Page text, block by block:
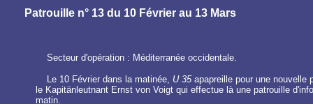
Patrouille n° 13 du 10 Février au 13 Mars
Secteur d'opération : Méditerranée occidentale.
Le 10 Février dans la matinée, U 35apapreille pour une nouvelle
le Kapitänleutnant Ernst von Voigt qui effectue là une patrouille
matin.